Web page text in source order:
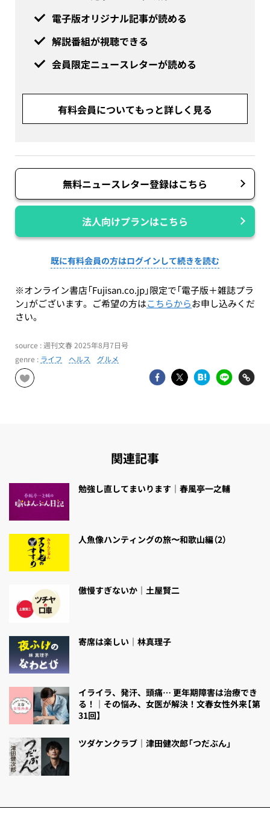
電子版オリジナル記事が読める
解説番組が視聴できる
会員限定ニュースレターが読める
有料会員についてもっと詳しく見る
無料ニュースレター登録はこちら
法人向けプランはこちら
既に有料会員の方はログインして続きを読む
※オンライン書店「Fujisan.co.jp」限定で「電子版＋雑誌プラ
ン」がございます。ご希望の方はこちらからお申し込みくだ
さい。
source : 週刊文春 2025年8月7日号
genre : ライフ ヘルス グルメ
関連記事
勉強し直してまいります｜春風亭一之輔
人魚像ハンティングの旅〜和歌山編（2）
傲慢すぎないか｜土屋賢二
寄席は楽しい｜林真理子
イライラ、発汗、頭痛… 更年期障害は治療でき
る！｜その悩み、女医が解決！文春女性外来【第
31回】
ツダケンクラブ｜津田健次郎「つだぶん」